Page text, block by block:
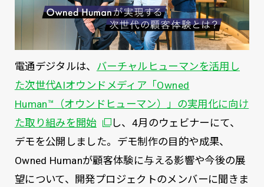
電通デジタルは、 バーチャルヒューマンを活用し
た次世代AIオウンドメディア「Owned
Human™（オウンドヒューマン）」の実用化に向け
た取り組みを開始別ウィンドウで開く
し、4月のウェビナーにて、
デモを公開しました。デモ制作の目的や成果、
Owned Humanが顧客体験に与える影響や今後の展
望について、開発プロジェクトのメンバーに聞きま